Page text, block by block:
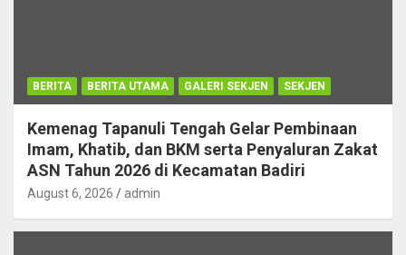
BERITA BERITA UTAMA GALERI SEKJEN SEKJEN
Kemenag Tapanuli Tengah Gelar Pembinaan
Imam, Khatib, dan BKM serta Penyaluran Zakat
ASN Tahun 2026 di Kecamatan Badiri
August 6, 2026 admin